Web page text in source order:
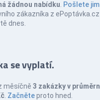
žádnou nabídku Pošlete jim
zákazníka z ePoptávka.cz
dnes.
se vyplatí.
měsíčně 3 zakázky v
Začněteproto hned.